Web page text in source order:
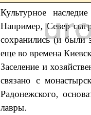
Культурное
Например, Север
сохранились (и были
еще во времена
Заселение и
связано с
Радонежского,
лавры.